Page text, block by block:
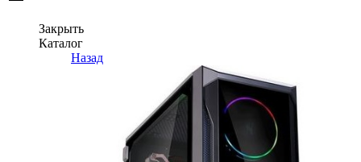
Закрыть
Каталог
Назад